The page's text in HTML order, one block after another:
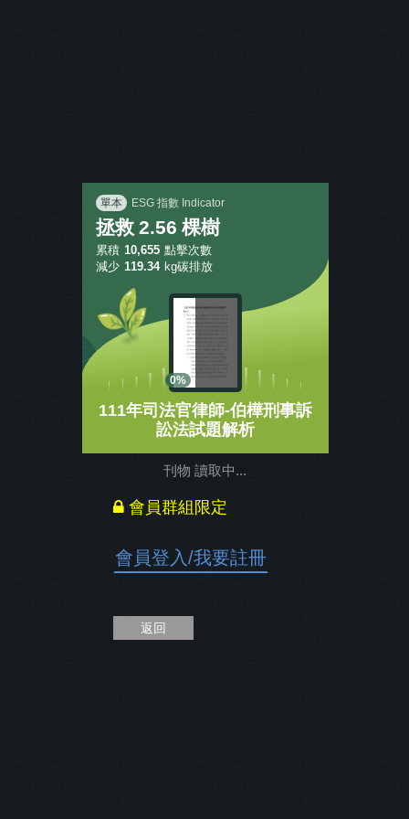
單本 ESG 指數 Indicator
拯救 2.56 棵樹
累積 10,655 點擊次數
減少 119.34 kg碳排放
0%
111年司法官律師-伯樺刑事訴
訟法試題解析
刊物 讀取中...
會員群組限定
會員登入/我要註冊
返回